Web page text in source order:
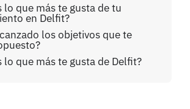
lo que más te gusta de tu
en Delfit?
los objetivos que te
lo que más te gusta de Delfit?